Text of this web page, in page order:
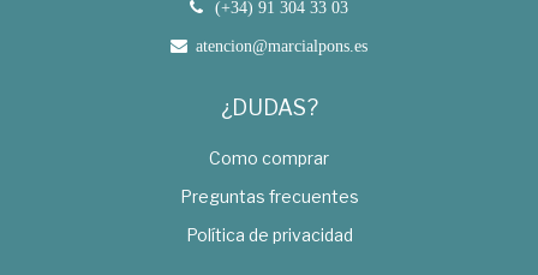
(+34) 91 304 33 03
atencion@marcialpons.es
¿DUDAS?
Como comprar
Preguntas frecuentes
Política de privacidad